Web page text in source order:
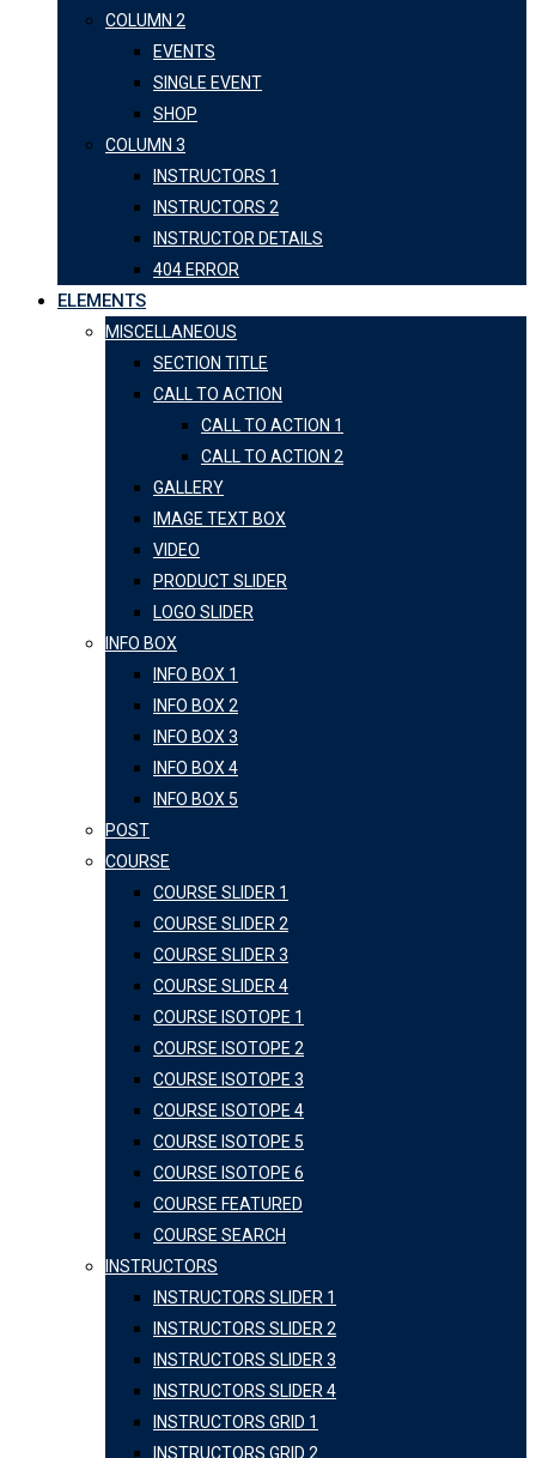
COLUMN 2
EVENTS
SINGLE EVENT
SHOP
COLUMN 3
INSTRUCTORS 1
INSTRUCTORS 2
INSTRUCTOR DETAILS
404 ERROR
ELEMENTS
MISCELLANEOUS
SECTION TITLE
CALL TO ACTION
CALL TO ACTION 1
CALL TO ACTION 2
GALLERY
IMAGE TEXT BOX
VIDEO
PRODUCT SLIDER
LOGO SLIDER
INFO BOX
INFO BOX 1
INFO BOX 2
INFO BOX 3
INFO BOX 4
INFO BOX 5
POST
COURSE
COURSE SLIDER 1
COURSE SLIDER 2
COURSE SLIDER 3
COURSE SLIDER 4
COURSE ISOTOPE 1
COURSE ISOTOPE 2
COURSE ISOTOPE 3
COURSE ISOTOPE 4
COURSE ISOTOPE 5
COURSE ISOTOPE 6
COURSE FEATURED
COURSE SEARCH
INSTRUCTORS
INSTRUCTORS SLIDER 1
INSTRUCTORS SLIDER 2
INSTRUCTORS SLIDER 3
INSTRUCTORS SLIDER 4
INSTRUCTORS GRID 1
INSTRUCTORS GRID 2